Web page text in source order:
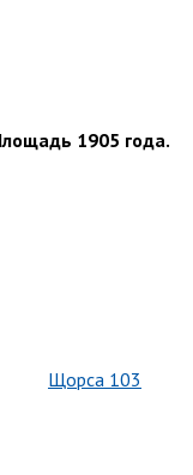
1905 года.
Щорса 103